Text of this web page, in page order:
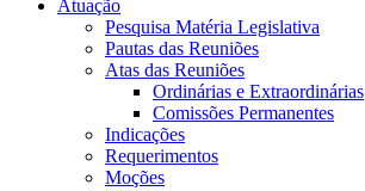
Atuação
Pesquisa Matéria Legislativa
Pautas das Reuniões
Atas das Reuniões
Ordinárias e Extraordinárias
Comissões Permanentes
Indicações
Requerimentos
Moções